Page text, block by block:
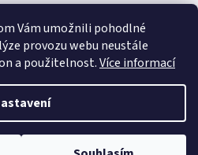
Vám umožnili pohodlné
provozu webu neustále
a použitelnost.Více informací
Shoptet